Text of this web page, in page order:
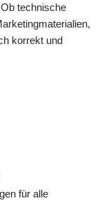
technische
korrekt und
für alle